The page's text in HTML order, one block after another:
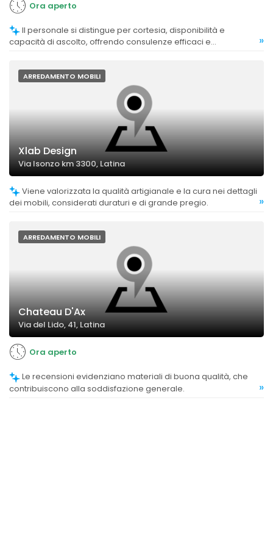
Ora aperto
capacità di ascolto, offrendo consulenze efficaci e
»
ARREDAMENTO MOBILI
Xlab Design
Via Isonzo km 3300, Latina
dei mobili, considerati duraturi e di grande pregio.
»
ARREDAMENTO MOBILI
Chateau D'Ax
Via del Lido, 41, Latina
Ora aperto
contribuiscono alla soddisfazione generale.
»